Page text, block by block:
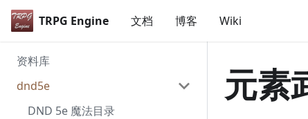
TRPG Engine 文档 博客 Wiki
资料库
dnd5e
DND 5e 魔法目录
元素